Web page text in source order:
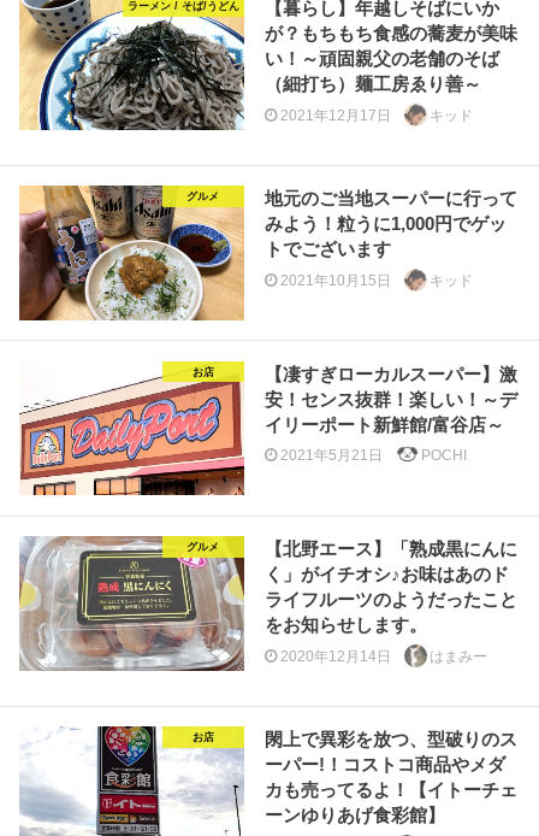
ラーメン / そば/うどん
【暮らし】年越しそばにいか
が？もちもち食感の蕎麦が美味
い！～頑固親父の老舗のそば
（細打ち）麺工房ゑり善～
2021年12月17日 キッド
グルメ
地元のご当地スーパーに行って
みよう！粒うに1,000円でゲッ
トでございます
2021年10月15日 キッド
お店
【凄すぎローカルスーパー】激
安！センス抜群！楽しい！～デ
イリーポート新鮮館/富谷店～
2021年5月21日 POCHI
グルメ
【北野エース】「熟成黒にんに
く」がイチオシ♪お味はあのド
ライフルーツのようだったこと
をお知らせします。
2020年12月14日 はまみー
お店
閖上で異彩を放つ、型破りのス
ーパー!！コストコ商品やメダ
カも売ってるよ！【イトーチェ
ーンゆりあげ食彩館】